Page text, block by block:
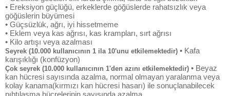
• Ereksiyon güçlüğü, erkeklerde göğüslerde rahatsızlık veya
göğüslerin büyümesi
• Güçsüzlük, ağrı, iyi hissetmeme
• Eklem veya kas ağrısı, kas krampları, sırt ağrısı
• Kilo artışı veya azalması
Seyrek (10.000 kullanıcının 1 ila 10'unu etkilemektedir) • Kafa
karışıklığı (konfüzyon)
Çok seyrek (10.000 kullanıcının 1'den azını etkilemektedir) • Beyaz
kan hücresi sayısında azalma, normal olmayan yaralanma veya
kolay kanama(kırmızı kan hücresi hasarı) ile sonuçlanabilecek
pıhtılaşma hücrelerinin sayısında azalma